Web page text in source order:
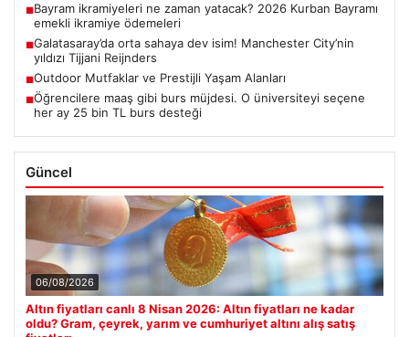
■Bayram ikramiyeleri ne zaman yatacak? 2026 Kurban Bayramı
emekli ikramiye ödemeleri
■Galatasaray’da orta sahaya dev isim! Manchester City’nin
yıldızı Tijjani Reijnders
■Outdoor Mutfaklar ve Prestijli Yaşam Alanları
■Öğrencilere maaş gibi burs müjdesi. O üniversiteyi seçene
her ay 25 bin TL burs desteği
Güncel
06/08/2026
Altın fiyatları canlı 8 Nisan 2026: Altın fiyatları ne kadar
oldu? Gram, çeyrek, yarım ve cumhuriyet altını alış satış